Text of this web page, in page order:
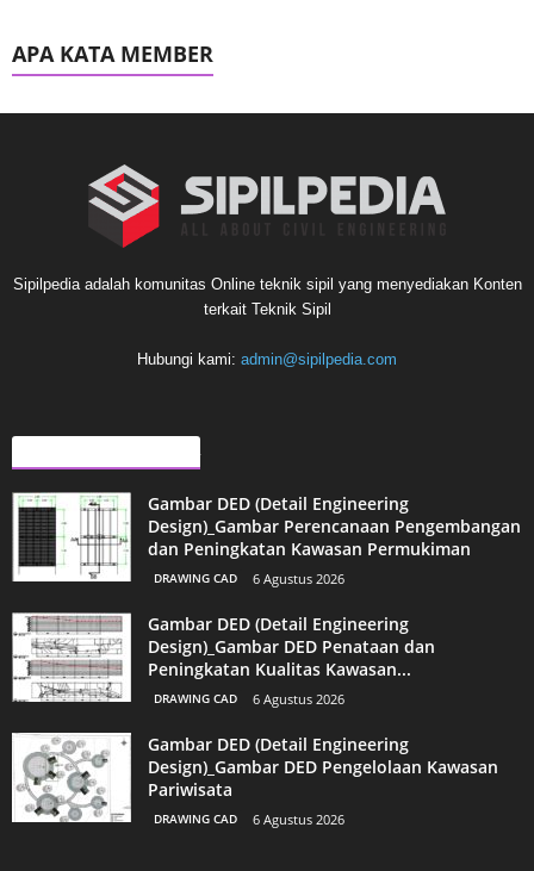
APA KATA MEMBER
Sipilpedia adalah komunitas Online teknik sipil yang menyediakan Konten
terkait Teknik Sipil
Hubungi kami: admin@sipilpedia.com
ARTIKEL LAINNYA
Gambar DED (Detail Engineering
Design)_Gambar Perencanaan Pengembangan
dan Peningkatan Kawasan Permukiman
DRAWING CAD 6 Agustus 2026
Gambar DED (Detail Engineering
Design)_Gambar DED Penataan dan
Peningkatan Kualitas Kawasan...
DRAWING CAD 6 Agustus 2026
Gambar DED (Detail Engineering
Design)_Gambar DED Pengelolaan Kawasan
Pariwisata
DRAWING CAD 6 Agustus 2026